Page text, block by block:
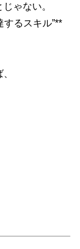
ゃない。
するスキル”**